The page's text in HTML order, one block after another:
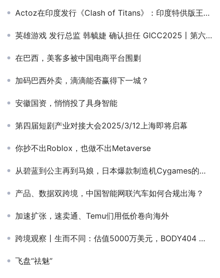
Actoz在印度发行《Clash of Titans》：印度特供版王者荣耀？
英雄游戏 发行总监 韩毓婕 确认担任 GICC2025丨第六届全球互联网产业CEO大会游戏峰会圆桌嘉宾！
在巴西，美客多被中国电商平台围剿
加码巴西外卖，滴滴能否赢得下一城？
安徽国资，悄悄投了具身智能
第四届短剧产业对接大会2025/3/12上海即将启幕
你抄不出Roblox，也做不出Metaverse
从碧蓝到公主再到马娘，日本爆款制造机Cygames的秘密
产品、数据双跨境，中国智能网联汽车如何合规出海？
加速扩张，速卖通、Temu们用低价卷向海外
跨境观察丨生而不同：估值5000万美元，BODY404 将非主流服饰从深圳推向了全球
飞盘“祛魅”